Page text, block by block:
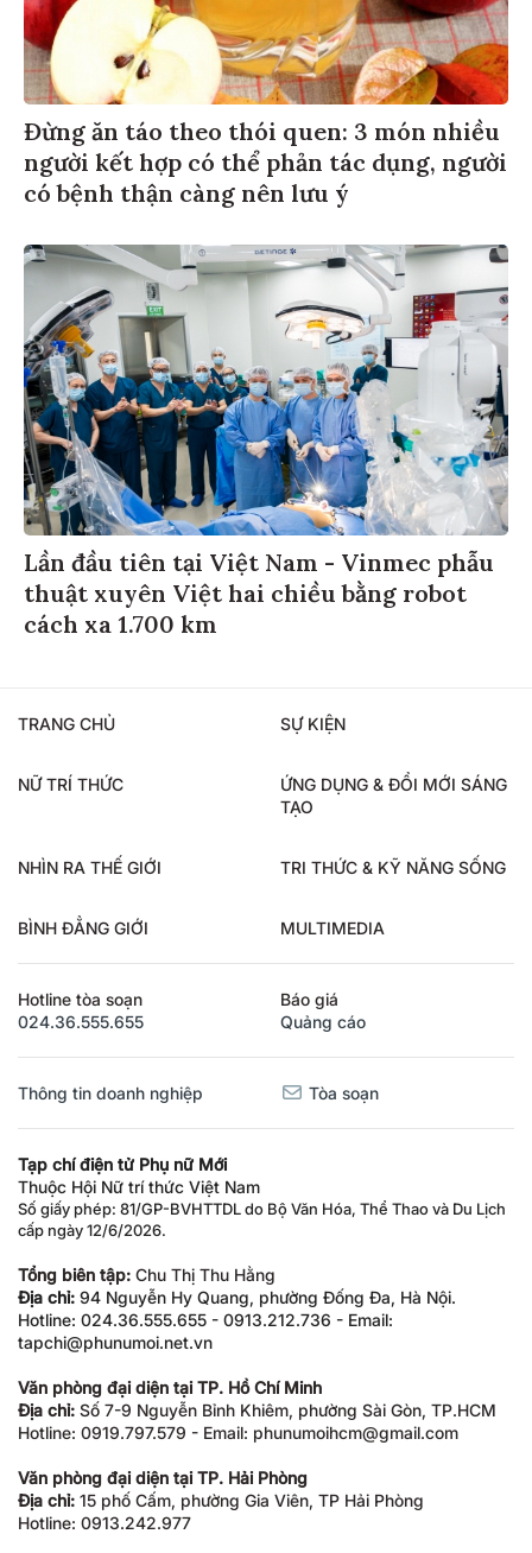
Đừng ăn táo theo thói quen: 3 món nhiều
người kết hợp có thể phản tác dụng, người
có bệnh thận càng nên lưu ý
Lần đầu tiên tại Việt Nam - Vinmec phẫu
thuật xuyên Việt hai chiều bằng robot
cách xa 1.700 km
TRANG CHỦ SỰ KIỆN
NỮ TRÍ THỨC
ỨNG DỤNG & ĐỔI MỚI SÁNG
TẠO
NHÌN RA THẾ GIỚI TRI THỨC & KỸ NĂNG SỐNG
BÌNH ĐẲNG GIỚI MULTIMEDIA
Hotline tòa soạn
024.36.555.655
Báo giá
Quảng cáo
Thông tin doanh nghiệp Tòa soạn
Tạp chí điện tử Phụ nữ Mới
Thuộc Hội Nữ trí thức Việt Nam
Số giấy phép: 81/GP-BVHTTDL do Bộ Văn Hóa, Thể Thao và Du Lịch
cấp ngày 12/6/2026.
Tổng biên tập: Chu Thị Thu Hằng
Địa chỉ: 94 Nguyễn Hy Quang, phường Đống Đa, Hà Nội.
Hotline: 024.36.555.655 - 0913.212.736 - Email:
tapchi@phunumoi.net.vn
Văn phòng đại diện tại TP. Hồ Chí Minh
Địa chỉ: Số 7-9 Nguyễn Bỉnh Khiêm, phường Sài Gòn, TP.HCM
Hotline: 0919.797.579 - Email: phunumoihcm@gmail.com
Văn phòng đại diện tại TP. Hải Phòng
Địa chỉ: 15 phố Cấm, phường Gia Viên, TP Hải Phòng
Hotline: 0913.242.977